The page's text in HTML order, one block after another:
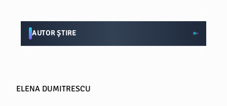
AUTOR ȘTIRE
ELENA DUMITRESCU